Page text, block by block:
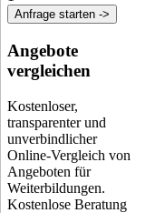
Anfrage starten ->
Angebote
vergleichen
Kostenloser,
transparenter und
unverbindlicher
Online-Vergleich von
Angeboten für
Weiterbildungen.
Kostenlose Beratung